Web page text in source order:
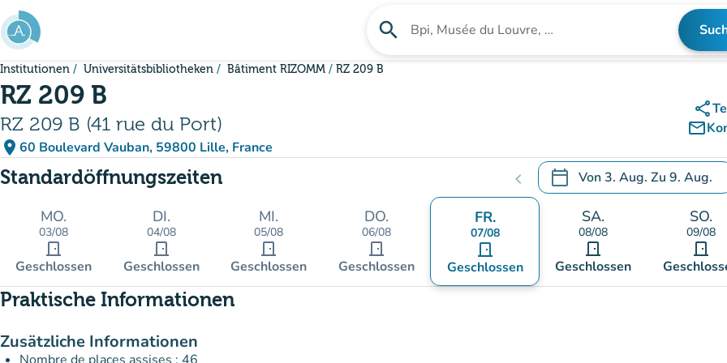
Gehe zum Hauptinhalt
search Suche nach einer Einrichtung
Institutionen Universitätsbibliotheken Bâtiment RIZOMM RZ 209 B
RZ 209 B
RZ 209 B (41 rue du Port)
place 60 Boulevard Vauban, 59800 Lille, France
(in Google Maps öffnen)
(new tab)
share
mail_outline
Standardöffnungszeiten chevron_left calendar_today Von3. Aug. Zu 9. Aug.
.Öffnen Sie den Kalender, um
MO.
03/08
door_front
Geschlossen
DI.
04/08
door_front
Geschlossen
MI.
05/08
door_front
Geschlossen
DO.
06/08
door_front
Geschlossen
FR.
07/08
door_front
Geschlossen
SA.
08/08
door_front
Geschlossen
SO.
09/08
door_front
Praktische Informationen
Zusätzliche Informationen